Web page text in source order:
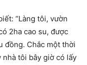
“Làng tôi, vườn
2ha cao su, được
đồng. Chắc một thời
tôi bây giờ có lấy